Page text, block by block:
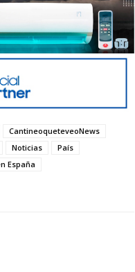
CantineoqueteveoNews
Noticias
País
España